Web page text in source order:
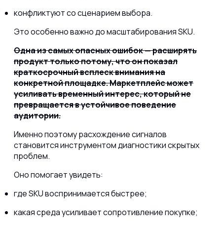
конфликтуют со сценарием выбора.
Это особенно важно до масштабирования SKU.
Одна из самых опасных ошибок — расширять
продукт только потому, что он показал
краткосрочный всплеск внимания на
конкретной площадке. Маркетплейс может
усиливать временный интерес, который не
превращается в устойчивое поведение
аудитории.
Именно поэтому расхождение сигналов
становится инструментом диагностики скрытых
проблем.
Оно помогает увидеть:
где SKU воспринимается быстрее;
какая среда усиливает сопротивление покупке;